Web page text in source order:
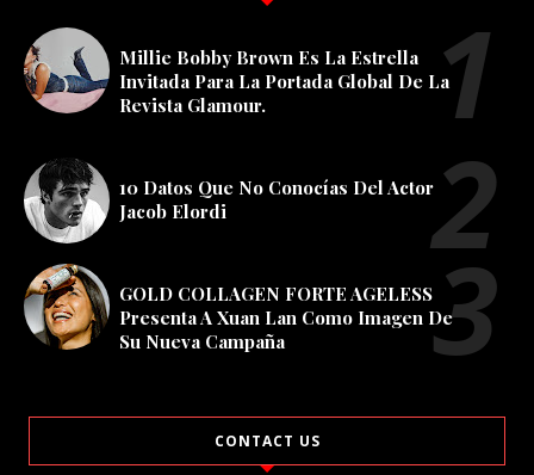
Millie Bobby Brown Es La Estrella
Invitada Para La Portada Global De La
Revista Glamour.
10 Datos Que No Conocías Del Actor
Jacob Elordi
GOLD COLLAGEN FORTE AGELESS
Presenta A Xuan Lan Como Imagen De
Su Nueva Campaña
CONTACT US